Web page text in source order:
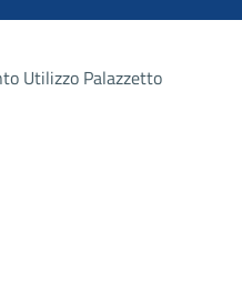
Utilizzo Palazzetto